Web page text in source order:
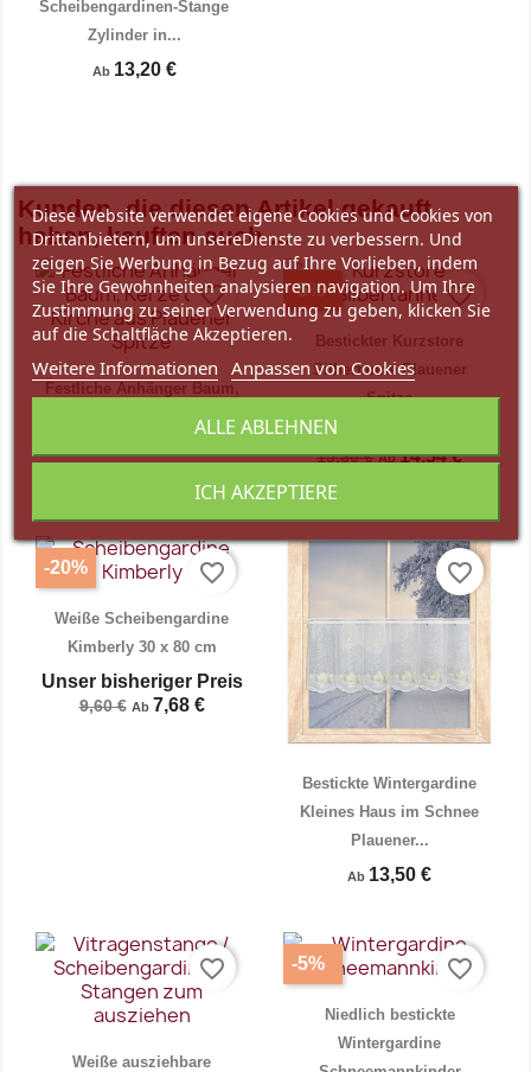
Scheibengardinen-Stange
Zylinder in...
Ab 13,20 €
Kunden, die diesen Artikel gekauft
haben, kauften auch ...
Vorschau
Festliche Anhänger Baum,
Kerze und Kirche aus
favorite_border
 Vorschau
Bestickter Kurzstore
Silbertanne Plauener
Spitze
Unser bisheriger Preis
15,30 € Ab14,54 €
-5% favorite_border
Weiße Scheibengardine
Kimberly 30 x 80 cm
Unser bisheriger Preis
9,60 € Ab 7,68 €
-20% favorite_border
Bestickte Wintergardine
Kleines Haus im Schnee
Plauener...
Ab 13,50 €
favorite_border
Weiße ausziehbare
favorite_border
Niedlich bestickte
Wintergardine
-5% favorite_border
Diese Website verwendet eigene Cookies und Cookies von
Drittanbietern, um unsereDienste zu verbessern. Und
zeigen Sie Werbung in Bezug auf Ihre Vorlieben, indem
Sie Ihre Gewohnheiten analysieren navigation. Um Ihre
Zustimmung zu seiner Verwendung zu geben, klicken Sie
auf die Schaltfläche Akzeptieren.
Weitere Informationen Anpassen von Cookies
ALLE ABLEHNEN
ICH AKZEPTIERE